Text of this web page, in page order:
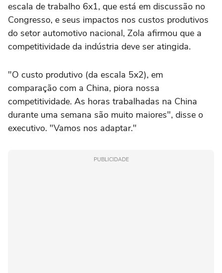
escala de trabalho 6x1, que ⁠está em discussão no
Congresso, e seus impactos nos custos produtivos
do setor automotivo nacional, Zola afirmou que a
competitividade da indústria deve ser atingida.
"O custo produtivo (da escala 5x2), em
comparação com a China, piora nossa
competitividade. As horas trabalhadas na China
durante uma semana são muito maiores", disse o
executivo. "Vamos nos ‌adaptar."
PUBLICIDADE